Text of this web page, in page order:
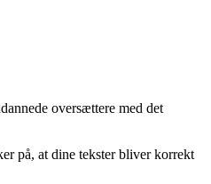
oversættere med det
på, at dine tekster bliver korrekt